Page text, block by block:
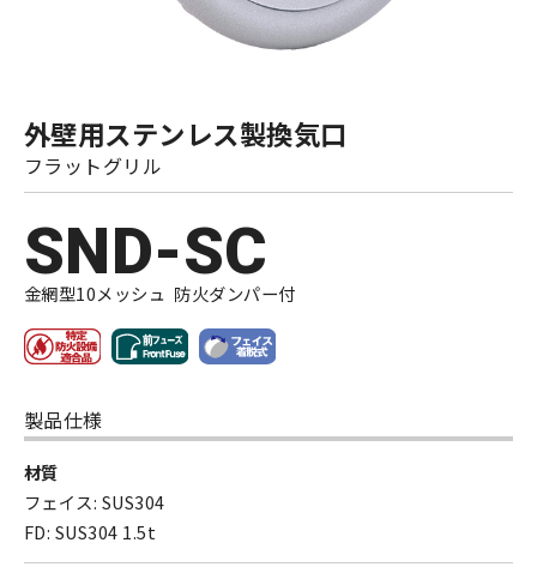
外壁用ステンレス製換気口
フラットグリル
SND-SC
金網型10メッシュ 防火ダンパー付
製品仕様
材質
フェイス: SUS304
FD: SUS304 1.5t